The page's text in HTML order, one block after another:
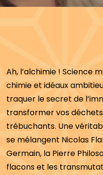
Ah, l’alchimie ! Science
chimie et idéaux
traquer le secret de
transformer vos
trébuchants. Une
se mélangent Nicolas
Germain, la Pierre
flacons et les